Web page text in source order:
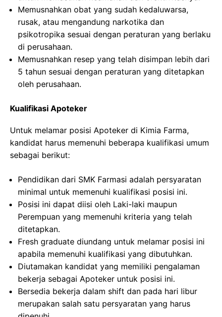
Memusnahkan obat yang sudah kedaluwarsa,
rusak, atau mengandung narkotika dan
psikotropika sesuai dengan peraturan yang berlaku
di perusahaan.
Memusnahkan resep yang telah disimpan lebih dari
5 tahun sesuai dengan peraturan yang ditetapkan
oleh perusahaan.
Kualifikasi Apoteker
Untuk melamar posisi Apoteker di Kimia Farma,
kandidat harus memenuhi beberapa kualifikasi umum
sebagai berikut:
Pendidikan dari SMK Farmasi adalah persyaratan
minimal untuk memenuhi kualifikasi posisi ini.
Posisi ini dapat diisi oleh Laki-laki maupun
Perempuan yang memenuhi kriteria yang telah
ditetapkan.
Fresh graduate diundang untuk melamar posisi ini
apabila memenuhi kualifikasi yang dibutuhkan.
Diutamakan kandidat yang memiliki pengalaman
bekerja sebagai Apoteker untuk posisi ini.
Bersedia bekerja dalam shift dan pada hari libur
merupakan salah satu persyaratan yang harus